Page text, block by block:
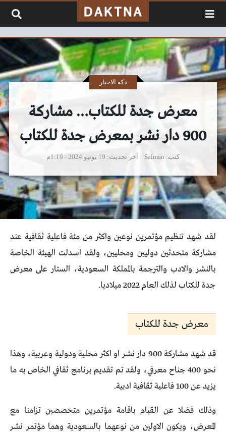
معرض جدة للكتاب… مشاركة
900 دار نشر بمعرض جدة للكتاب
كتب Salman
دكة الاخبار
آخر تحديث 19 يونيو 2024 - 1:19م
لقد شهد تنظيم مؤتمرين نوعين واكثر من مئة فاعلية ثقافية عند
مشاركة متحدثين دوليين ومحليين، ولقد اسدلت الهيئة الخاصة
بالنشر والادب والترجمة بالمملكة السعودية، الستار على معرض
جدة للكتاب لذلك العام 2022 ميلاديا.
معرض جدة للكتاب
قد شهد مشاركة 900 دار نشر او اكثر محلية ودولية وعربية، وهذا
نحو 400 جناح معرفي، ولقد تم تقديم برنامج ثقافي الخاص به ما
يزيد عن 100 فاعلية ثقافية ادبية.
وذلك فضلا عن القيام باقامة مؤتمرين متخصصين تزامنا مع
المعرض، ويكون الاولين من نوعهما بالسعودية وهما مؤتمر نشر